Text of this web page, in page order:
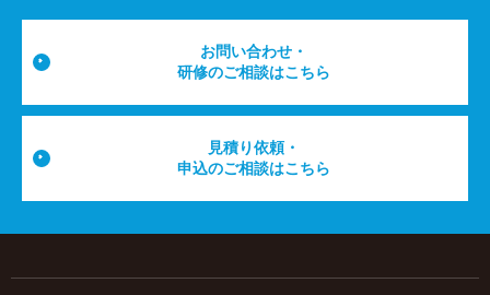
お問い合わせ・
研修のご相談はこちら
見積り依頼・
申込のご相談はこちら